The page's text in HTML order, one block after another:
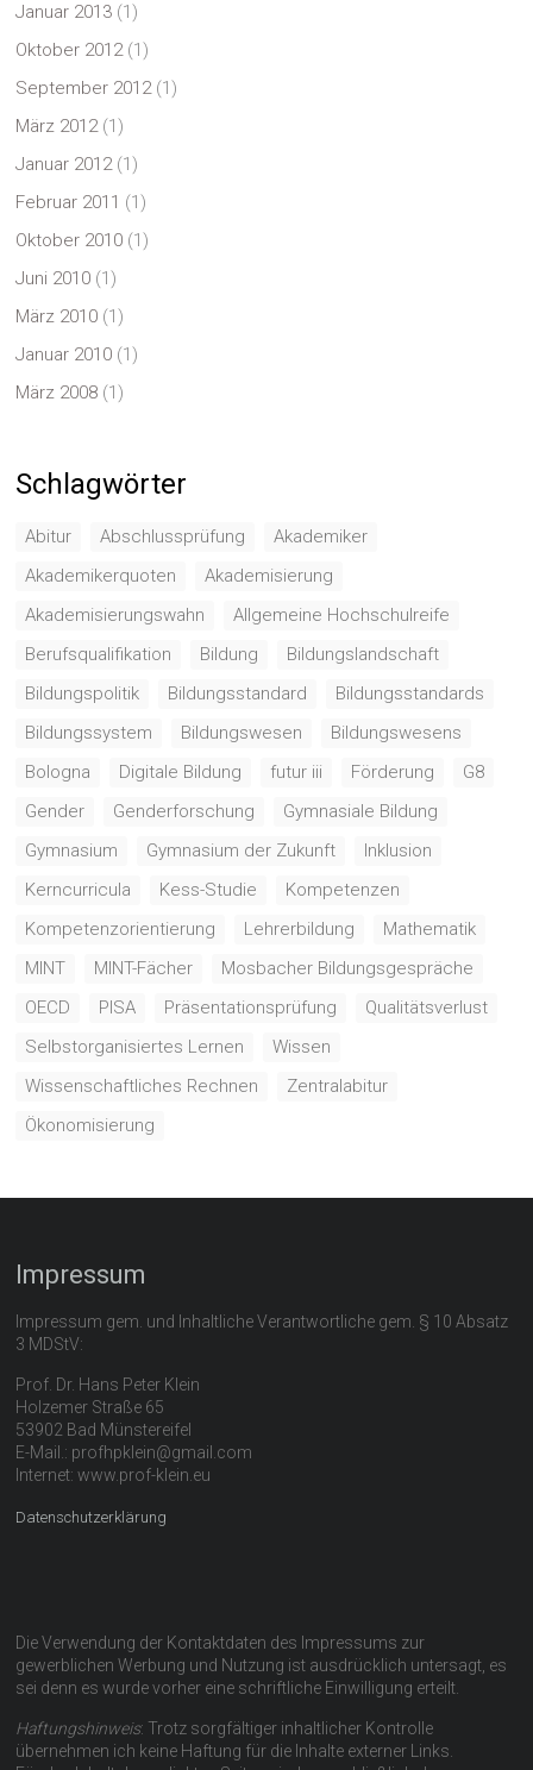
Januar 2013 (1)
Oktober 2012(1)
September 2012(1)
März 2012(1)
Januar 2012(1)
Februar 2011 (1)
Oktober 2010 (1)
Juni 2010 (1)
März 2010 (1)
Januar 2010 (1)
März 2008 (1)
Schlagwörter
Abitur Abschlussprüfung
Akademiker
Akademikerquoten
Akademisierung
Akademisierungswahn
Allgemeine Hochschulreife
Berufsqualifikation
Bildung
Bildungslandschaft
Bildungspolitik
Bildungsstandard
Bildungsstandards
Bildungssystem
Bildungswesen
Bildungswesens
Bologna
Digitale Bildung futur iii Förderung
G8
Gender
Genderforschung
Gymnasiale Bildung
Gymnasium
Gymnasium der Zukunft
Inklusion
Kerncurricula
Kess-Studie
Kompetenzen
Kompetenzorientierung
Lehrerbildung
Mathematik
MINT
MINT-Fächer
Mosbacher Bildungsgespräche
OECD
PISA Präsentationsprüfung
Qualitätsverlust
Selbstorganisiertes Lernen
Wissen
Wissenschaftliches Rechnen
Zentralabitur
Ökonomisierung
Impressum
Impressum gem. und Inhaltliche Verantwortliche gem. § 10 Absatz
3 MDStV:
Prof. Dr. Hans Peter Klein
Holzemer Straße 65
53902 Bad Münstereifel
E-Mail.: profhpklein@gmail.com
Internet: www.prof-klein.eu
Datenschutzerklärung
Die Verwendung der Kontaktdaten des Impressums zur
gewerblichen Werbung und Nutzung ist ausdrücklich untersagt, es
sei denn es wurde vorher eine schriftliche Einwilligung erteilt.
Haftungshinweis: Trotz sorgfältiger inhaltlicher Kontrolle
übernehmen ich keine Haftung für die Inhalte externer Links.